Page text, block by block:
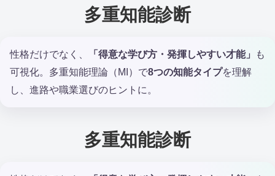
多重知能診断
性格だけでなく、 「得意な学び方・発揮しやすい才能」
も
可視化。多重知能理論（MI）で8つの知能タイプを理解
し、進路や職業選びのヒントに。
多重知能診断